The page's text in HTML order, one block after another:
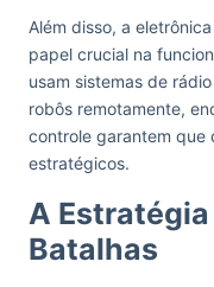
Além disso, a
papel crucial na
usam sistemas de
robôs remotamente,
controle garantem que
estratégicos.
A
Batalhas